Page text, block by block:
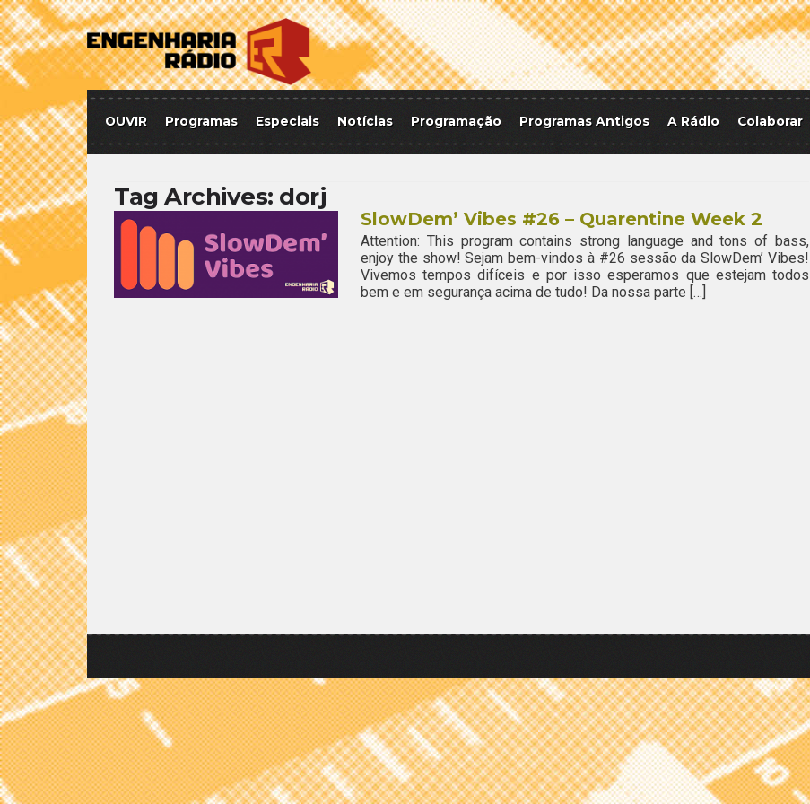
OUVIR Programas Especiais Notícias Programação Programas Antigos A Rádio Colaborar
Tag Archives: dorj
SlowDem’ Vibes #26 – Quarentine Week 2
Attention: This program contains strong language and tons of bass,
enjoy the show! Sejam bem-vindos à #26 sessão da SlowDem’ Vibes!
Vivemos tempos difíceis e por isso esperamos que estejam todos
bem e em segurança acima de tudo! Da nossa parte […]